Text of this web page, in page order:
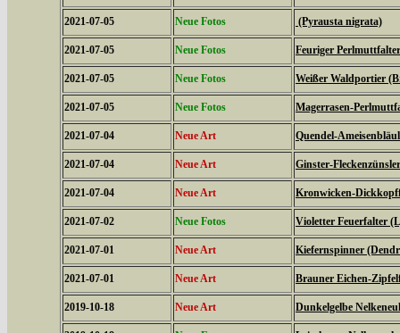
2021-07-05 Neue Fotos (Pyrausta nigrata)
2021-07-05 Neue Fotos Feuriger
2021-07-05 Neue Fotos Weißer Waldportier
2021-07-05 Neue Fotos Magerrasen-
2021-07-04 Neue Art Quendel-
2021-07-04 Neue Art Ginster-
2021-07-04 Neue Art Kronwicken-
2021-07-02 Neue Fotos Violetter Feuerfalter
2021-07-01 Neue Art Kiefernspinner
2021-07-01 Neue Art Brauner Eichen-
2019-10-18 Neue Art Dunkelgelbe